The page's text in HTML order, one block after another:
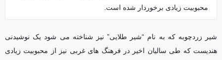
محبوبیت زیادی برخوردار شده است.
شیر زردچوبه که به نام “شیر طلایی” نیز شناخته می شود یک نوشیدنی
هندیست که طی سالیان اخیر در فرهنگ های غربی نیز از محبوبیت زیادی